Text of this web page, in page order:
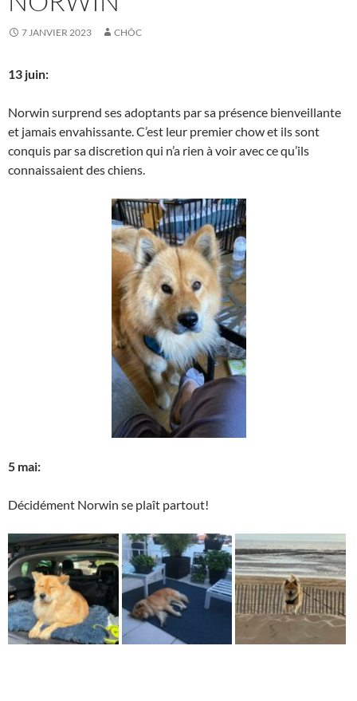
7 JANVIER 2023 CHÔC
13 juin:
Norwin surprend ses adoptants par sa présence bienveillante
et jamais envahissante. C’est leur premier chow et ils sont
conquis par sa discretion qui n’a rien à voir avec ce qu’ils
connaissaient des chiens.
5 mai:
Décidément Norwin se plaît partout!